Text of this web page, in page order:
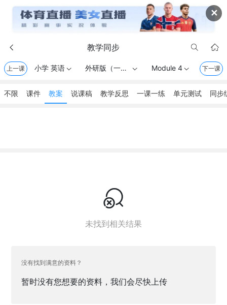
✕
 教学同步  
上一课 小学 英语 外研版（一起） . 一年级上册  Module 4 下一课
不限 课件 教案 说课稿 教学反思 一课一练 单元测试 同步

未找到相关结果
没有找到满意的资料？
暂时没有您想要的资料，我们会尽快上传